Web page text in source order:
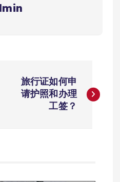
旅行证如何申
请护照和办理
工签？